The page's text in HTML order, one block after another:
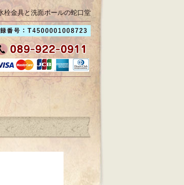
栓金具と洗面ボールの蛇口堂